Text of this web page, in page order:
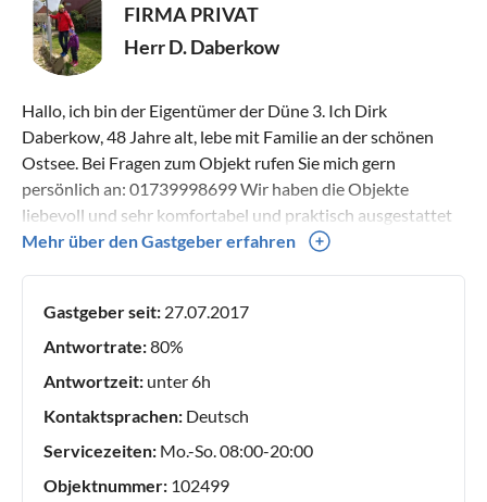
FIRMA PRIVAT
Herr D. Daberkow
Hallo, ich bin der Eigentümer der Düne 3. Ich Dirk
Daberkow, 48 Jahre alt, lebe mit Familie an der schönen
Ostsee. Bei Fragen zum Objekt rufen Sie mich gern
persönlich an: 01739998699 Wir haben die Objekte
liebevoll und sehr komfortabel und praktisch ausgestattet
und sorgen für eine schöne Ferienunterkunft.
Mehr über den Gastgeber erfahren
Gastgeber seit: 27.07.2017
Antwortrate:80%
Antwortzeit: unter 6h
Kontaktsprachen: Deutsch
Servicezeiten: Mo.-So. 08:00-20:00
Objektnummer: 102499